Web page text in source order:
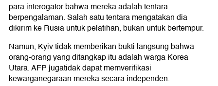
para interogator bahwa mereka adalah tentara
berpengalaman. Salah satu tentara mengatakan dia
dikirim ke Rusia untuk pelatihan, bukan untuk bertempur.
Namun, Kyiv tidak memberikan bukti langsung bahwa
orang-orang yang ditangkap itu adalah warga Korea
Utara. AFP jugatidak dapat memverifikasi
kewarganegaraan mereka secara independen.